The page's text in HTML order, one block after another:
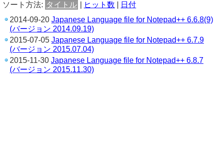
ソート方法: タイトル ヒット数
日付
2014-09-20 Japanese Language file for Notepad++ 6.6.8(9)
(バージョン 2014.09.19)
2015-07-05 Japanese Language file for Notepad++ 6.7.9
(バージョン 2015.07.04)
2015-11-30 Japanese Language file for Notepad++ 6.8.7
(バージョン 2015.11.30)